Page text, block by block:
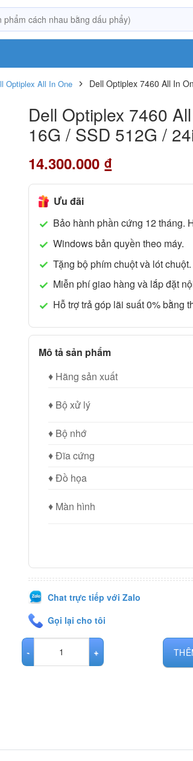
Optiplex All In One
Dell Optiplex 7460 All In
Dell Optiplex 7460
16G / SSD 512G /
14.300.000 ₫
Ưu đãi
Bảo hành phần cứng 12 tháng.
Windows bản quyền theo máy.
Tặng bộ phím chuột và lót chuột.
Miễn phí giao hàng và lắp đặt
Hỗ trợ trả góp lãi suất 0% bằng
Mô tả sản phẩm
♦ Hãng sản xuất
♦ Bộ xử lý
♦ Bộ nhớ
♦ Đĩa cứng
♦ Đồ họa
♦ Màn hình
Chat trực tiếp với Zalo
Gọi lại cho tôi
Dell Optiplex 7460 All In One Cảm Ứng